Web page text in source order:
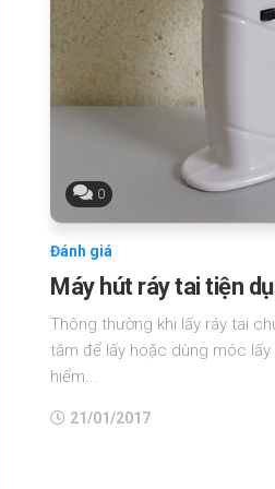
0
Đánh giá
Máy hút ráy tai tiện
Thông thường khi lấy ráy tai
tăm để lấy hoặc dùng móc
hiểm...
21/01/2017